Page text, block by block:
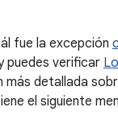
fue la excepción
puedes verificar
detallada
el siguiente